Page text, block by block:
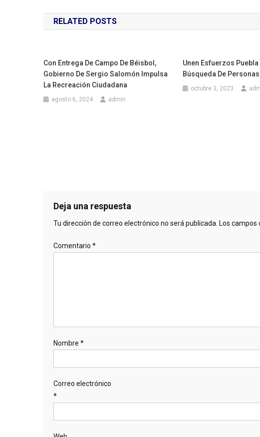
de
entradas
RELATED POSTS
Con Entrega De Campo De Béisbol,
Gobierno De Sergio Salomón Impulsa
La Recreación Ciudadana
agosto 6, 2024 admin
Unen Esfuerzos Puebla
Búsqueda De Personas
octubre 3, 2023
Deja una respuesta
Tu dirección de correo electrónico no será publicada. Los campos
Comentario *
Nombre *
Correo electrónico
*